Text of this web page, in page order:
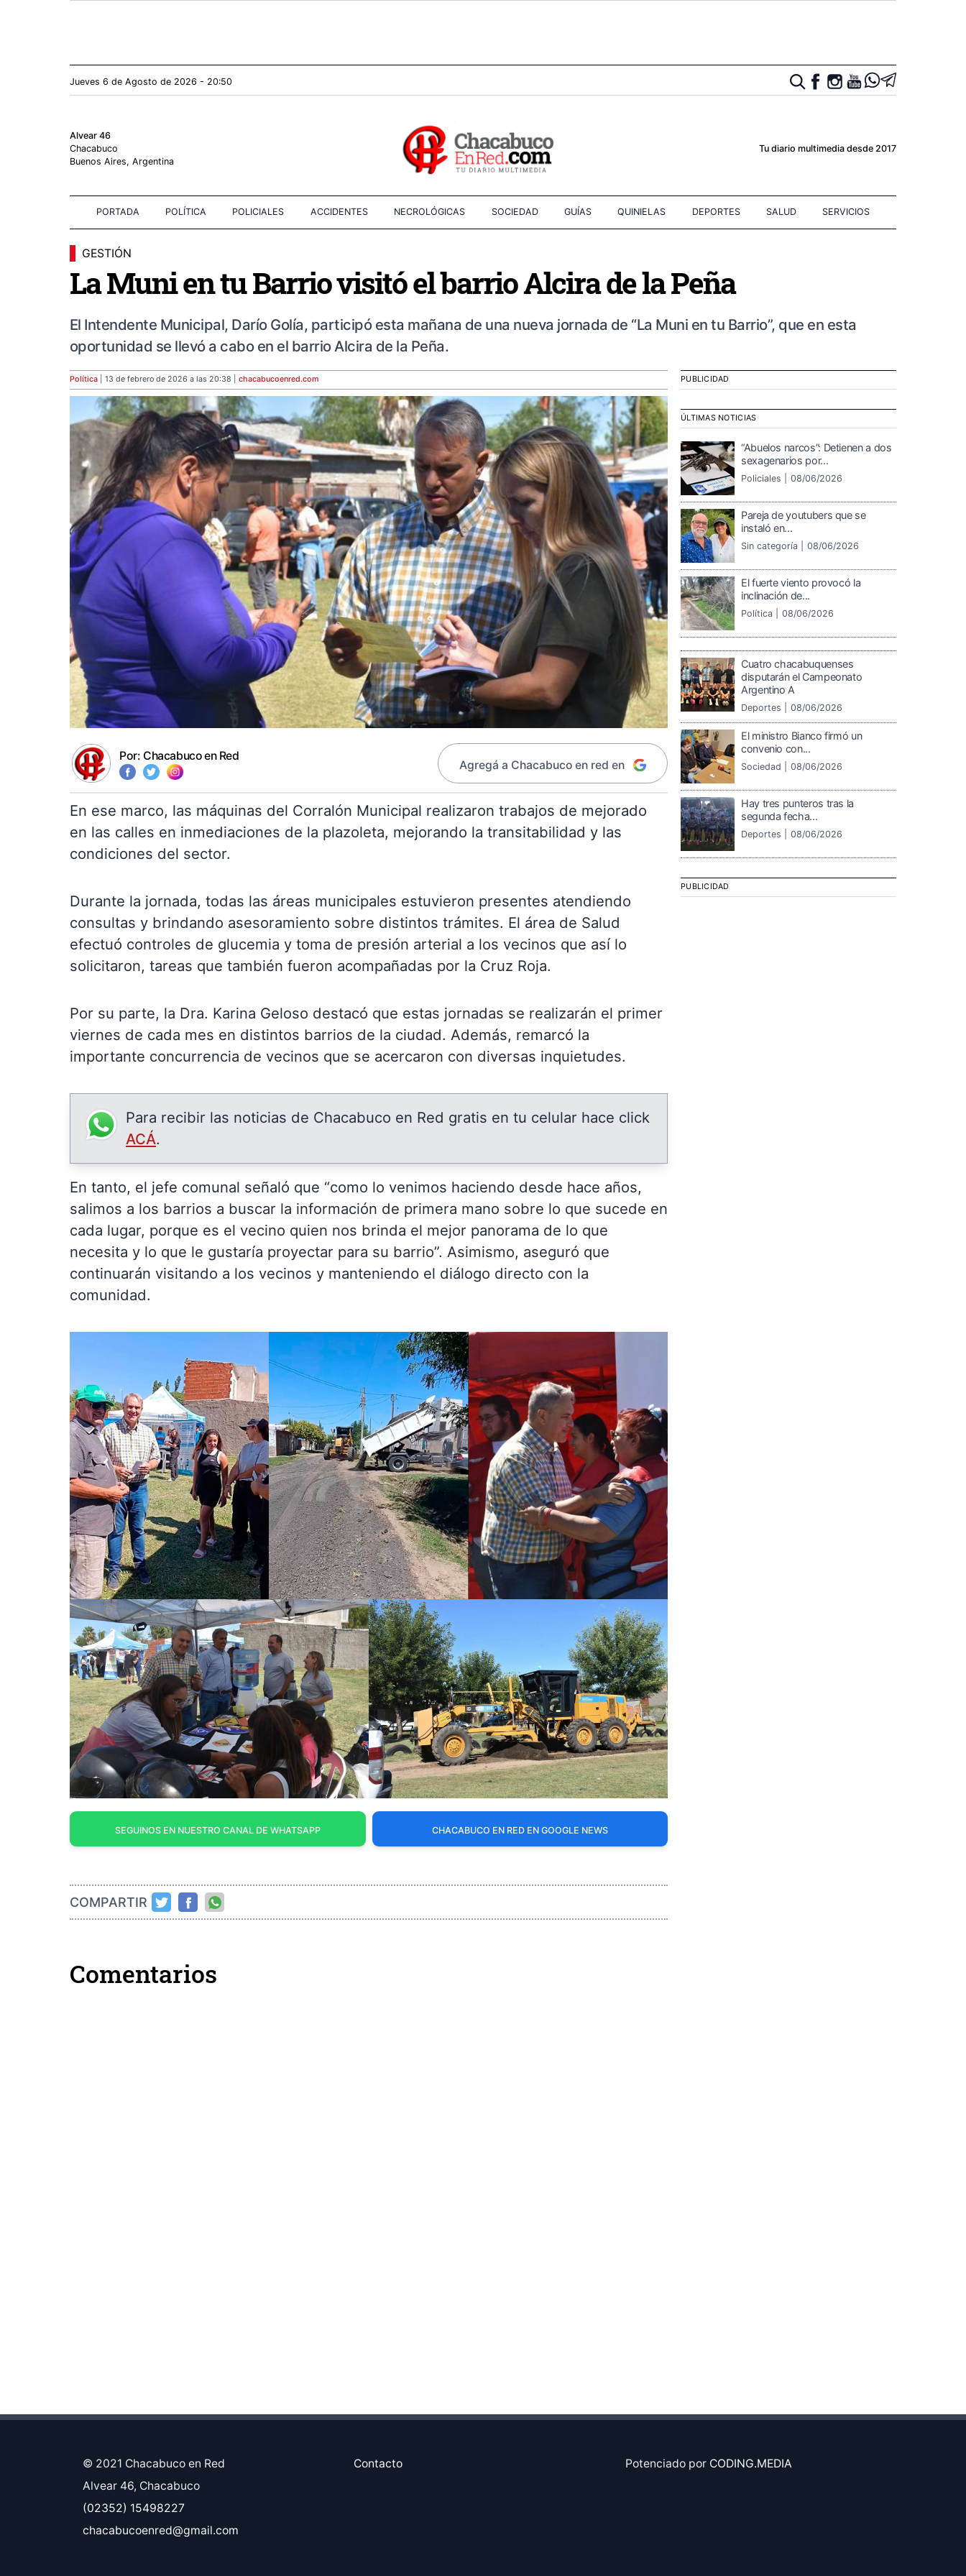
Jueves 6 de Agosto de 2026 - 20:50
Alvear 46
Chacabuco
Buenos Aires, Argentina
Tu diario multimedia desde 2017
PORTADA POLÍTICA POLICIALES ACCIDENTES NECROLÓGICAS SOCIEDAD GUÍAS QUINIELAS DEPORTES SALUD SERVICIOS
GESTIÓN
La Muni en tu Barrio visitó el barrio Alcira de la Peña
El Intendente Municipal, Darío Golía, participó esta mañana de una nueva jornada de “La Muni en tu Barrio”, que en esta
oportunidad se llevó a cabo en el barrio Alcira de la Peña.
Política | 13 de febrero de 2026 a las 20:38 | chacabucoenred.com
Por: Chacabuco en Red
Agregá a Chacabuco en red en
En ese marco, las máquinas del Corralón Municipal realizaron trabajos de mejorado
en las calles en inmediaciones de la plazoleta, mejorando la transitabilidad y las
condiciones del sector.
Durante la jornada, todas las áreas municipales estuvieron presentes atendiendo
consultas y brindando asesoramiento sobre distintos trámites. El área de Salud
efectuó controles de glucemia y toma de presión arterial a los vecinos que así lo
solicitaron, tareas que también fueron acompañadas por la Cruz Roja.
Por su parte, la Dra. Karina Geloso destacó que estas jornadas se realizarán el primer
viernes de cada mes en distintos barrios de la ciudad. Además, remarcó la
importante concurrencia de vecinos que se acercaron con diversas inquietudes.
Para recibir las noticias de Chacabuco en Red gratis en tu celular hace click
ACÁ.
En tanto, el jefe comunal señaló que “como lo venimos haciendo desde hace años,
salimos a los barrios a buscar la información de primera mano sobre lo que sucede en
cada lugar, porque es el vecino quien nos brinda el mejor panorama de lo que
necesita y lo que le gustaría proyectar para su barrio”. Asimismo, aseguró que
continuarán visitando a los vecinos y manteniendo el diálogo directo con la
comunidad.
SEGUINOS EN NUESTRO CANAL DE WHATSAPP CHACABUCO EN RED EN GOOGLE NEWS
COMPARTIR
Comentarios
PUBLICIDAD
ÚLTIMAS NOTICIAS
“Abuelos narcos”: Detienen a dos
sexagenarios por...
Policiales | 08/06/2026
Pareja de youtubers que se
instaló en...
Sin categoría | 08/06/2026
El fuerte viento provocó la
inclinación de...
Política | 08/06/2026
Cuatro chacabuquenses
disputarán el Campeonato
Argentino A
Deportes | 08/06/2026
El ministro Bianco firmó un
convenio con...
Sociedad | 08/06/2026
Hay tres punteros tras la
segunda fecha...
Deportes | 08/06/2026
PUBLICIDAD
© 2021 Chacabuco en Red
Alvear 46, Chacabuco
(02352) 15498227
chacabucoenred@gmail.com
Contacto Potenciado por CODING.MEDIA